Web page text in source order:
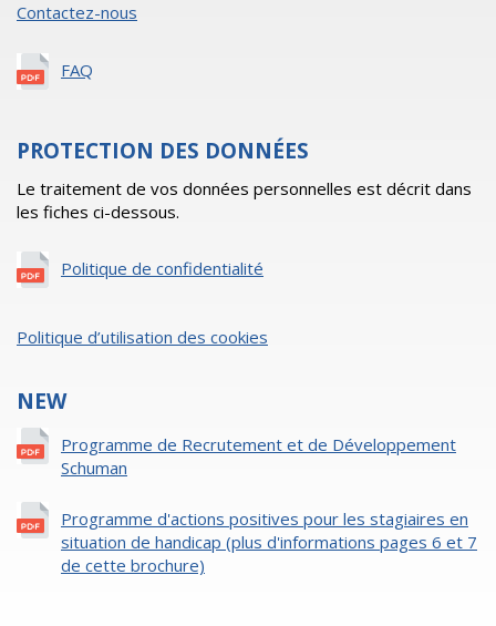
Contactez-nous
FAQ
PROTECTION DES DONNÉES
Le traitement de vos données personnelles est décrit dans
les fiches ci-dessous.
Politique de confidentialité
Politique d’utilisation des cookies
NEW
Programme de Recrutement et de Développement
Schuman
Programme d'actions positives pour les stagiaires en
situation de handicap (plus d'informations pages 6 et 7
de cette brochure)